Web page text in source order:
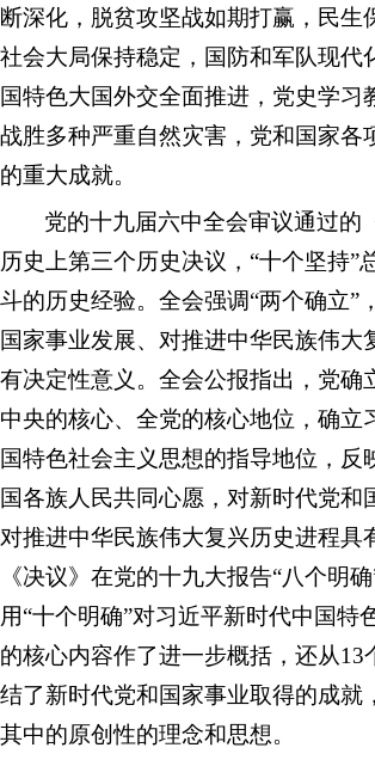
断深化，脱贫攻坚战如期打赢，民生
社会大局保持稳定，国防和军队现代
国特色大国外交全面推进，党史学习
战胜多种严重自然灾害，党和国家各
的重大成就。
党的十九届六中全会审议通过的
历史上第三个历史决议，“十个坚持”
斗的历史经验。全会强调“两个确立”
国家事业发展、对推进中华民族伟大
有决定性意义。全会公报指出，党确
中央的核心、全党的核心地位，确立
国特色社会主义思想的指导地位，反
国各族人民共同心愿，对新时代党和
对推进中华民族伟大复兴历史进程具
《决议》在党的十九大报告“八个明确
用“十个明确”对习近平新时代中国特
的核心内容作了进一步概括，还从13
结了新时代党和国家事业取得的成就
其中的原创性的理念和思想。